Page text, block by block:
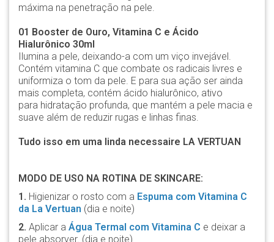
máxima na penetração na pele.
01 Booster de Ouro, Vitamina C e Ácido
Hialurônico 30ml
Ilumina a pele, deixando-a com um viço invejável.
Contém vitamina C que combate os radicais livres e
uniformiza o tom da pele. E para sua ação ser ainda
mais completa, contém ácido hialurônico, ativo
para hidratação profunda, que mantém a pele macia e
suave além de reduzir rugas e linhas finas.
Tudo isso em uma linda necessaire LA VERTUAN
MODO DE USO NA ROTINA DE SKINCARE:
1. Higienizar o rosto com a Espuma com Vitamina C
da La Vertuan (dia e noite)
2. Aplicar a Água Termal com Vitamina C e deixar a
pele absorver. (dia e noite)